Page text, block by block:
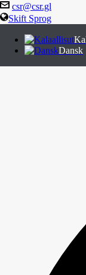
csr@csr.gl
Skift Sprog
Dansk